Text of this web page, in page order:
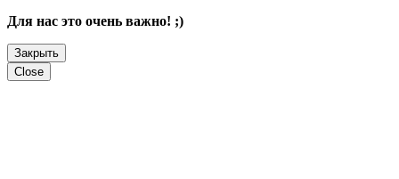
Для нас это очень важно! ;)
Закрыть
Close